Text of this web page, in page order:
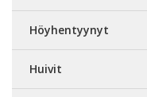
Höyhentyynyt
Huivit